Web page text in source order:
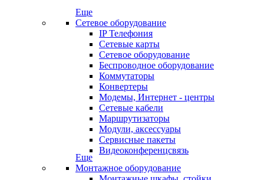
Еще
Сетевое оборудование
IP Телефония
Сетевые карты
Сетевое оборудование
Беспроводное оборудование
Коммутаторы
Конвертеры
Модемы, Интернет - центры
Сетевые кабели
Маршрутизаторы
Модули, аксессуары
Сервисные пакеты
Видеоконференцсвязь
Еще
Монтажное оборудование